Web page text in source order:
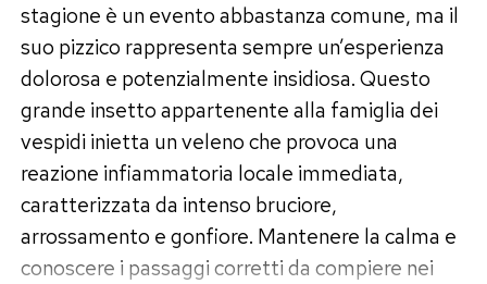
stagione è un evento abbastanza comune, ma il
suo pizzico rappresenta sempre un’esperienza
dolorosa e potenzialmente insidiosa. Questo
grande insetto appartenente alla famiglia dei
vespidi inietta un veleno che provoca una
reazione infiammatoria locale immediata,
caratterizzata da intenso bruciore,
arrossamento e gonfiore. Mantenere la calma e
conoscere i passaggi corretti da compiere nei